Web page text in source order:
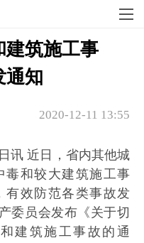
建筑施工事
通知
2020-12-11 13:55
讯 近日，省内其他城
毒和较大建筑施工事
有效防范各类事故发
委员会发布《关于切
建筑施工事故的通